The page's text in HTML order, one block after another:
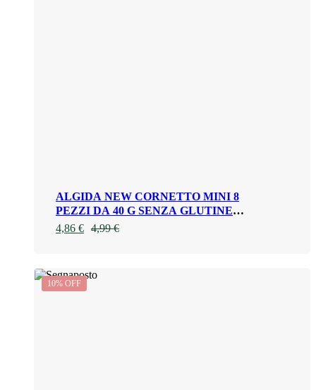
ALGIDA NEW CORNETTO MINI 8
PEZZI DA 40 G SENZA GLUTINE
VEGANO
4,99€
4,86 €
10% OFF